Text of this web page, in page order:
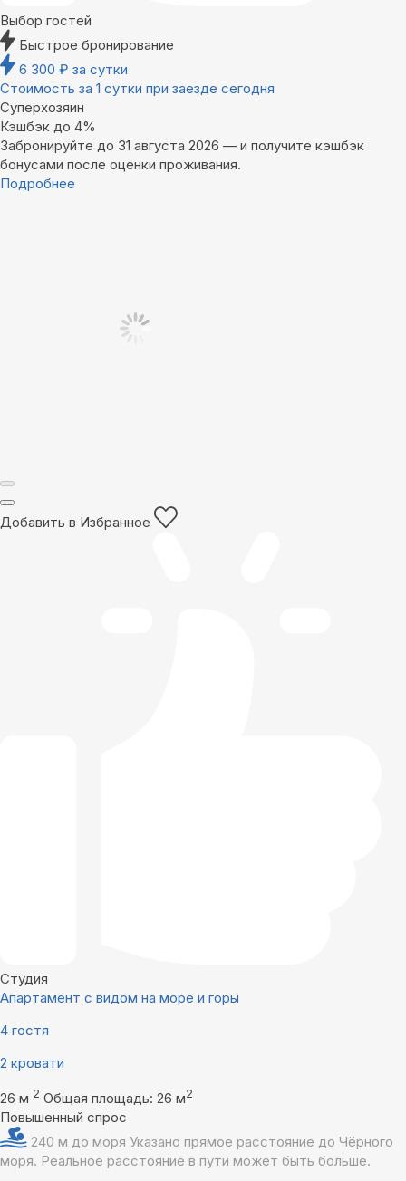
Выбор гостей
Быстрое бронирование
6 300 ₽ за сутки
Стоимость за 1 сутки при заезде сегодня
Суперхозяин
Кэшбэк до 4%
Забронируйте до 31 августа 2026 — и получите кэшбэк
бонусами после оценки проживания.
Подробнее
Добавить в Избранное
Студия
Апартамент с видом на море и горы
4 гостя
2 кровати
26 м 2 Общая площадь: 26 м2
Повышенный спрос
240 м до моря Указано прямое расстояние до Чёрного
моря. Реальное расстояние в пути может быть больше.